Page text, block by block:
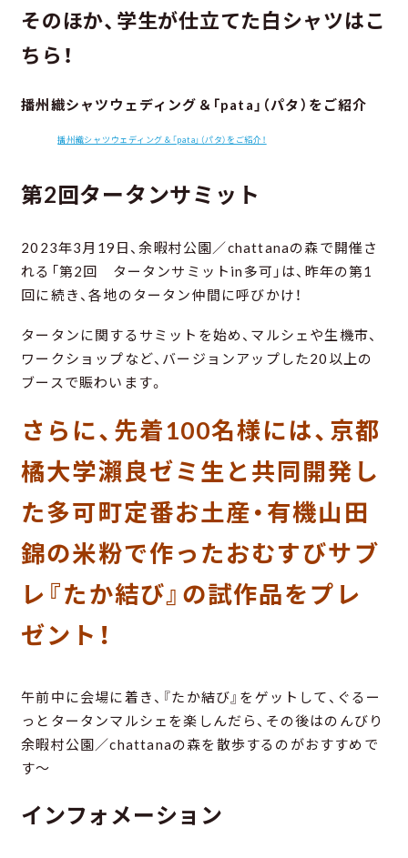
そのほか、学生が仕立てた白シャツはこ
ちら！
播州織シャツウェディング＆「pata」（パタ）をご紹介
播州織シャツウェディング＆「pata」（パタ）をご紹介！
第2回タータンサミット
2023年3月19日、余暇村公園／chattanaの森で開催さ
れる「第2回 タータンサミットin多可」は、昨年の第1
回に続き、各地のタータン仲間に呼びかけ！
タータンに関するサミットを始め、マルシェや生機市、
ワークショップなど、バージョンアップした20以上の
ブースで賑わいます。
さらに、先着100名様には、京都
橘大学瀨良ゼミ生と共同開発し
た多可町定番お土産・有機山田
錦の米粉で作ったおむすびサブ
レ『たか結び』の試作品をプレ
ゼント！
午前中に会場に着き、『たか結び』をゲットして、ぐるー
っとタータンマルシェを楽しんだら、その後はのんびり
余暇村公園／chattanaの森を散歩するのがおすすめで
す～
インフォメーション